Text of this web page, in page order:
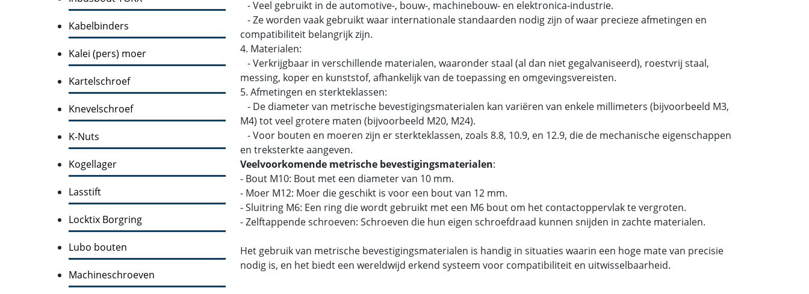
Kabelbinders
Kalei (pers) moer
Kartelschroef
Knevelschroef
K-Nuts
Kogellager
Lasstift
Locktix Borgring
Lubo bouten
Machineschroeven
- Veel gebruikt in de automotive-, bouw-, machinebouw- en elektronica-industrie.
- Ze worden vaak gebruikt waar internationale standaarden nodig zijn of waar precieze afmetingen en
compatibiliteit belangrijk zijn.
4. Materialen:
- Verkrijgbaar in verschillende materialen, waaronder staal (al dan niet gegalvaniseerd), roestvrij staal,
messing, koper en kunststof, afhankelijk van de toepassing en omgevingsvereisten.
5. Afmetingen en sterkteklassen:
- De diameter van metrische bevestigingsmaterialen kan variëren van enkele millimeters (bijvoorbeeld M3,
M4) tot veel grotere maten (bijvoorbeeld M20, M24).
- Voor bouten en moeren zijn er sterkteklassen, zoals 8.8, 10.9, en 12.9, die de mechanische eigenschappen
en treksterkte aangeven.
Veelvoorkomende metrische bevestigingsmaterialen:
- Bout M10: Bout met een diameter van 10 mm.
- Moer M12: Moer die geschikt is voor een bout van 12 mm.
- Sluitring M6: Een ring die wordt gebruikt met een M6 bout om het contactoppervlak te vergroten.
- Zelftappende schroeven: Schroeven die hun eigen schroefdraad kunnen snijden in zachte materialen.
Het gebruik van metrische bevestigingsmaterialen is handig in situaties waarin een hoge mate van precisie
nodig is, en het biedt een wereldwijd erkend systeem voor compatibiliteit en uitwisselbaarheid.